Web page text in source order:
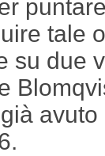
tale
su due